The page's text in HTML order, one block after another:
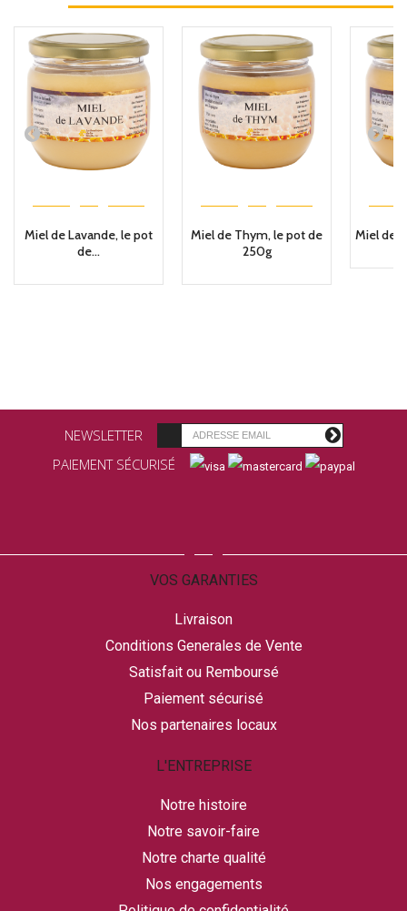
Miel de Lavande, le pot
de...
Miel de Thym, le pot de
250g
Miel de
NEWSLETTER
PAIEMENT SÉCURISÉ
VOS GARANTIES
Livraison
Conditions Generales de Vente
Satisfait ou Remboursé
Paiement sécurisé
Nos partenaires locaux
L'ENTREPRISE
Notre histoire
Notre savoir-faire
Notre charte qualité
Nos engagements